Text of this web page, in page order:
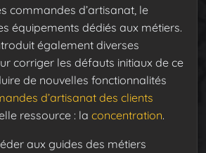
commandes d’artisanat, le
équipements dédiés aux métiers.
également diverses
corriger les défauts initiaux de ce
de nouvelles fonctionnalités
d’artisanat des clients
ressource : la concentration.
aux guides des métiers